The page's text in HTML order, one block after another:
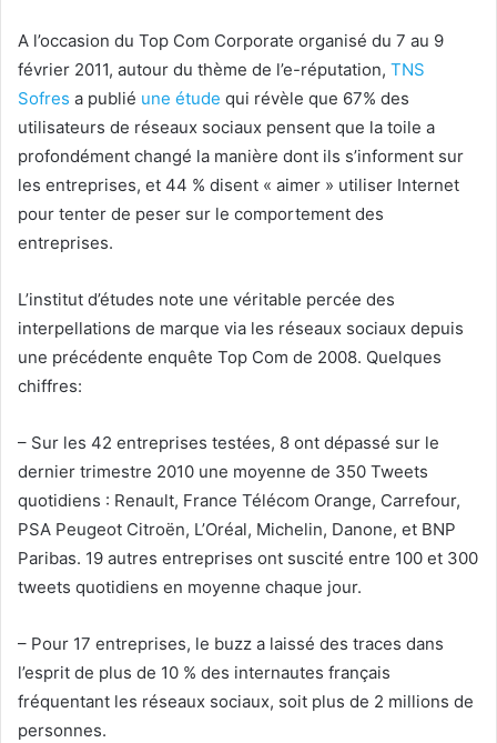
A l’occasion du Top Com Corporate organisé du 7 au 9
février 2011, autour du thème de l’e-réputation, TNS
Sofres a publié une étude qui révèle que 67% des
utilisateurs de réseaux sociaux pensent que la toile a
profondément changé la manière dont ils s’informent sur
les entreprises, et 44 % disent « aimer » utiliser Internet
pour tenter de peser sur le comportement des
entreprises.
L’institut d’études note une véritable percée des
interpellations de marque via les réseaux sociaux depuis
une précédente enquête Top Com de 2008. Quelques
chiffres:
– Sur les 42 entreprises testées, 8 ont dépassé sur le
dernier trimestre 2010 une moyenne de 350 Tweets
quotidiens : Renault, France Télécom Orange, Carrefour,
PSA Peugeot Citroën, L’Oréal, Michelin, Danone, et BNP
Paribas. 19 autres entreprises ont suscité entre 100 et 300
tweets quotidiens en moyenne chaque jour.
– Pour 17 entreprises, le buzz a laissé des traces dans
l’esprit de plus de 10 % des internautes français
fréquentant les réseaux sociaux, soit plus de 2 millions de
personnes.